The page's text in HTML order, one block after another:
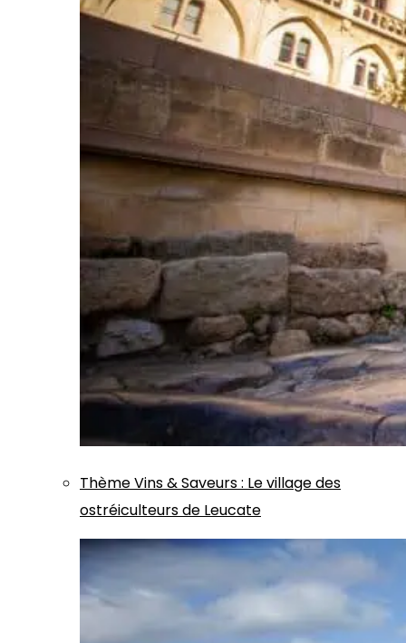
ThèmeVins & Saveurs: Le village des
ostréiculteurs de Leucate